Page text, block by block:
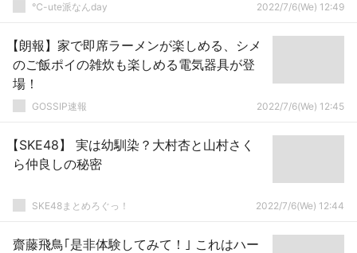
℃-ute派なんday 2022/7/6(We) 12:49
【朗報】家で即席ラーメンが楽しめる、シメ
のご飯ポイの雑炊も楽しめる電気器具が登
場！
GOSSIP速報 2022/7/6(We) 12:45
【SKE48】 実は幼馴染？大村杏と山村さく
ら仲良しの秘密
SKE48まとめろぐっ！ 2022/7/6(We) 12:44
齋藤飛鳥｢是非体験してみて！｣ これはハー